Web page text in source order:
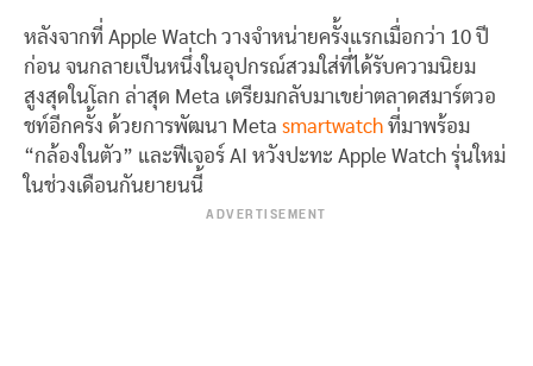
หลังจากที่ Apple Watch วางจำหน่ายครั้งแรกเมื่อกว่า 10 ปี
ก่อน จนกลายเป็นหนึ่งในอุปกรณ์สวมใส่ที่ได้รับความนิยม
สูงสุดในโลก ล่าสุด Meta เตรียมกลับมาเขย่าตลาดสมาร์ตวอ
ชท์อีกครั้ง ด้วยการพัฒนา Meta smartwatch ที่มาพร้อม
“กล้องในตัว” และฟีเจอร์ AI หวังปะทะ Apple Watch รุ่นใหม่
ในช่วงเดือนกันยายนนี้
ADVERTISEMENT